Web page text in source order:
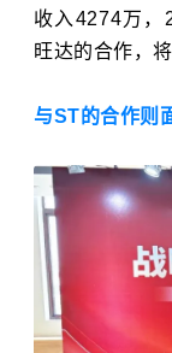
收入4274万，
旺达的合作，
与ST的合作则